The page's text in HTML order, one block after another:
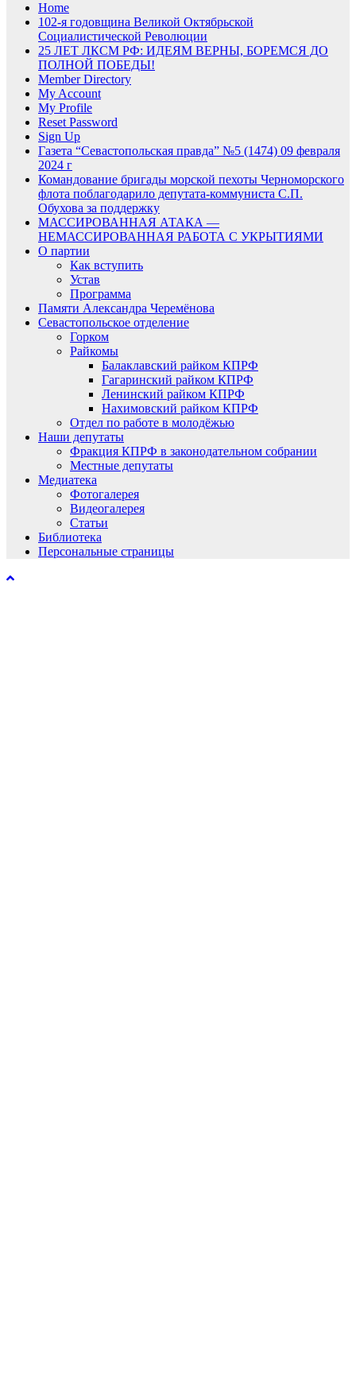
Home
102-я годовщина Великой Октябрьской
Социалистической Революции
25 ЛЕТ ЛКСМ РФ: ИДЕЯМ ВЕРНЫ, БОРЕМСЯ ДО
ПОЛНОЙ ПОБЕДЫ!
Member Directory
My Account
My Profile
Reset Password
Sign Up
Газета “Севастопольская правда” №5 (1474) 09 февраля
2024 г
Командование бригады морской пехоты Черноморского
флота поблагодарило депутата-коммуниста С.П.
Обухова за поддержку
МАССИРОВАННАЯ АТАКА —
НЕМАССИРОВАННАЯ РАБОТА С УКРЫТИЯМИ
О партии
Как вступить
Устав
Программа
Памяти Александра Черемёнова
Севастопольское отделение
Горком
Райкомы
Балаклавский райком КПРФ
Гагаринский райком КПРФ
Ленинский райком КПРФ
Нахимовский райком КПРФ
Отдел по работе в молодёжью
Наши депутаты
Фракция КПРФ в законодательном собрании
Местные депутаты
Медиатека
Фотогалерея
Видеогалерея
Статьи
Библиотека
Персональные страницы